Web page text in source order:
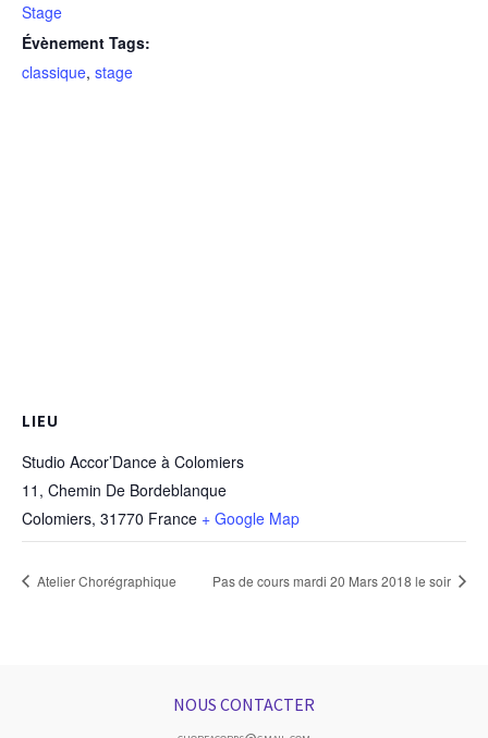
Stage
Évènement Tags:
classique, stage
LIEU
Studio Accor’Dance à Colomiers
11, Chemin De Bordeblanque
Colomiers, 31770 France + Google Map
Atelier Chorégraphique Pas de cours mardi 20 Mars 2018 le soir
NOUS CONTACTER